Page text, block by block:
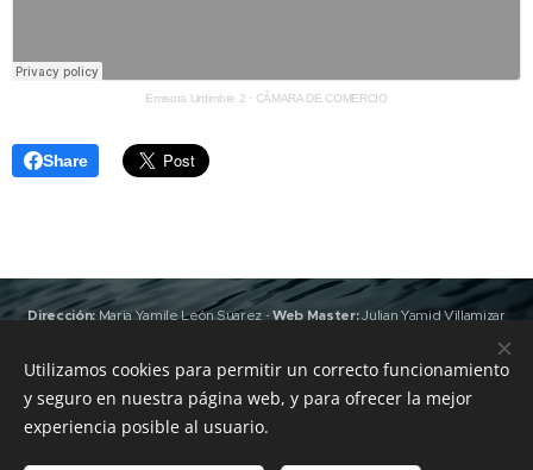
Emisora Urdimbre 2 · CÁMARA DE COMERCIO
Share
Dirección: Maria Yamile León Suarez-Web Master:Julian Yamid Villamizar
León(RapKhemia)
Grabación y Masterización:
Emisora Urdimbre
Sky Heaven
Utilizamos cookies para permitir un correcto funcionamiento
y seguro en nuestra página web, y para ofrecer la mejor
experiencia posible al usuario.